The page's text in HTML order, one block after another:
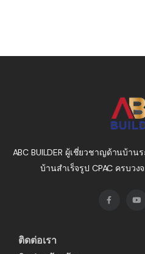
ABC BUILDER ผู้เชี่ยวชาญด้านบ้าน
บ้านสำเร็จรูป CPAC ครบว
ติดต่อเรา